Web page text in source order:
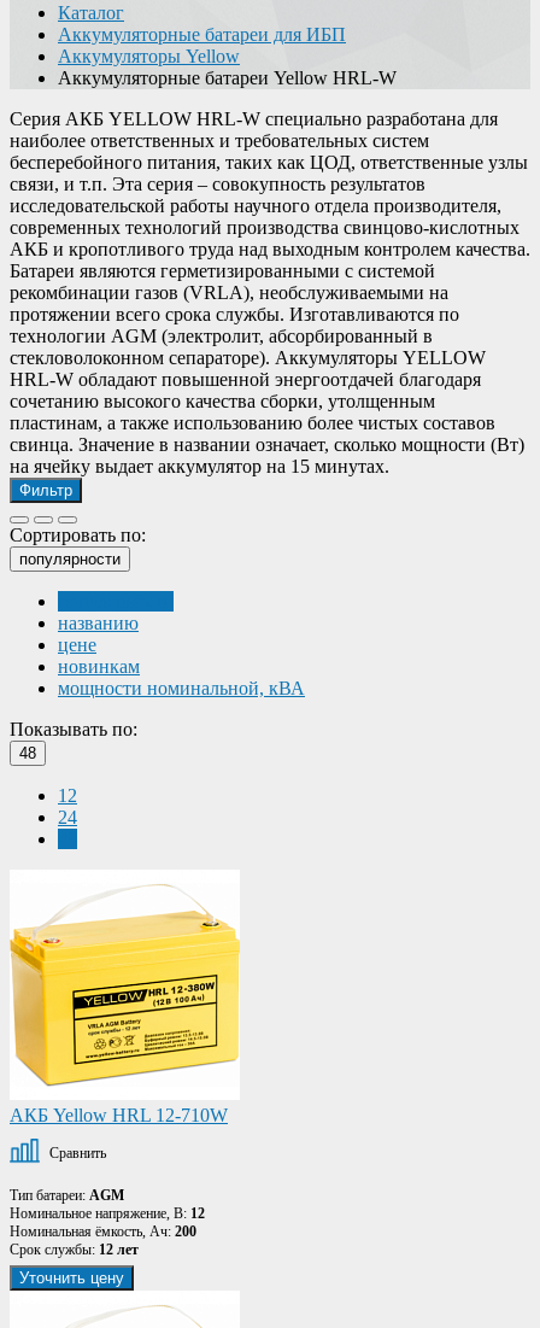
Каталог
Аккумуляторные батареи для ИБП
Аккумуляторы Yellow
Аккумуляторные батареи Yellow HRL-W
Серия АКБ YELLOW HRL-W специально разработана для
наиболее ответственных и требовательных систем
бесперебойного питания, таких как ЦОД, ответственные узлы
связи, и т.п. Эта серия – совокупность результатов
исследовательской работы научного отдела производителя,
современных технологий производства свинцово-кислотных
АКБ и кропотливого труда над выходным контролем качества.
Батареи являются герметизированными с системой
рекомбинации газов (VRLA), необслуживаемыми на
протяжении всего срока службы. Изготавливаются по
технологии AGM (электролит, абсорбированный в
стекловолоконном сепараторе). Аккумуляторы YELLOW
HRL-W обладают повышенной энергоотдачей благодаря
сочетанию высокого качества сборки, утолщенным
пластинам, а также использованию более чистых составов
свинца. Значение в названии означает, сколько мощности (Вт)
на ячейку выдает аккумулятор на 15 минутах.
Фильтр
Сортировать по:
популярности
названию
цене
новинкам
мощности номинальной, кВА
Показывать по:
48
12
24
АКБ Yellow HRL 12-710W
Сравнить
Тип батареи: AGM
Номинальное напряжение, В: 12
Номинальная ёмкость, Ач: 200
Срок службы: 12 лет
Уточнить цену